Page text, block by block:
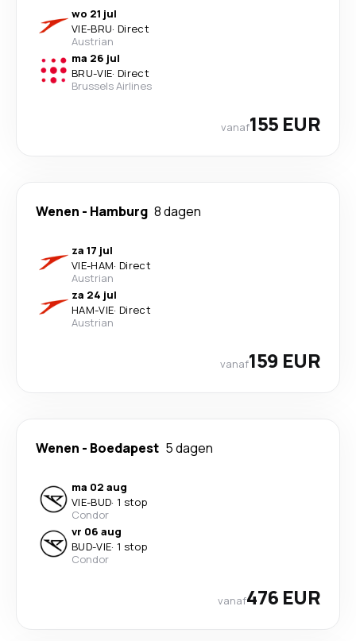
wo 21 jul
VIE-BRU· Direct
Austrian
ma 26 jul
BRU-VIE· Direct
Brussels Airlines
vanaf155 EUR
Wenen - Hamburg 8 dagen
za 17 jul
VIE-HAM· Direct
Austrian
za 24 jul
HAM-VIE· Direct
Austrian
vanaf159 EUR
Wenen - Boedapest 5 dagen
ma 02 aug
VIE-BUD· 1 stop
Condor
vr 06 aug
BUD-VIE· 1 stop
Condor
vanaf476 EUR